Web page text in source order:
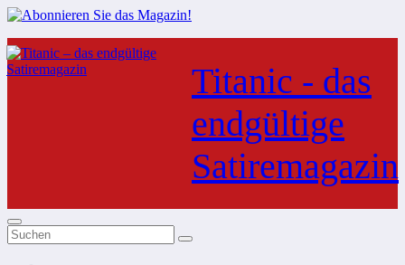
Zum
Inhalt
springen
Titanic - das
endgültige
Satiremagazin